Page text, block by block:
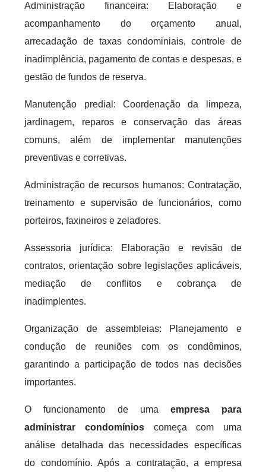
Administração financeira: Elaboração e
acompanhamento do orçamento anual,
arrecadação de taxas condominiais, controle de
inadimplência, pagamento de contas e despesas, e
gestão de fundos de reserva.
Manutenção predial: Coordenação da limpeza,
jardinagem, reparos e conservação das áreas
comuns, além de implementar manutenções
preventivas e corretivas.
Administração de recursos humanos: Contratação,
treinamento e supervisão de funcionários, como
porteiros, faxineiros e zeladores.
Assessoria jurídica: Elaboração e revisão de
contratos, orientação sobre legislações aplicáveis,
mediação de conflitos e cobrança de
inadimplentes.
Organização de assembleias: Planejamento e
condução de reuniões com os condôminos,
garantindo a participação de todos nas decisões
importantes.
O funcionamento de uma empresa para
administrar condomínioscomeça com uma
análise detalhada das necessidades específicas
do condomínio. Após a contratação, a empresa